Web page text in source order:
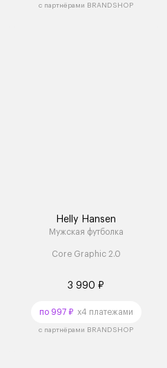
с партнёрами BRANDSHOP
Helly Hansen
Мужская футболка
Core Graphic 2.0
3 990 ₽
по 997 ₽x4 платежами
с партнёрами BRANDSHOP